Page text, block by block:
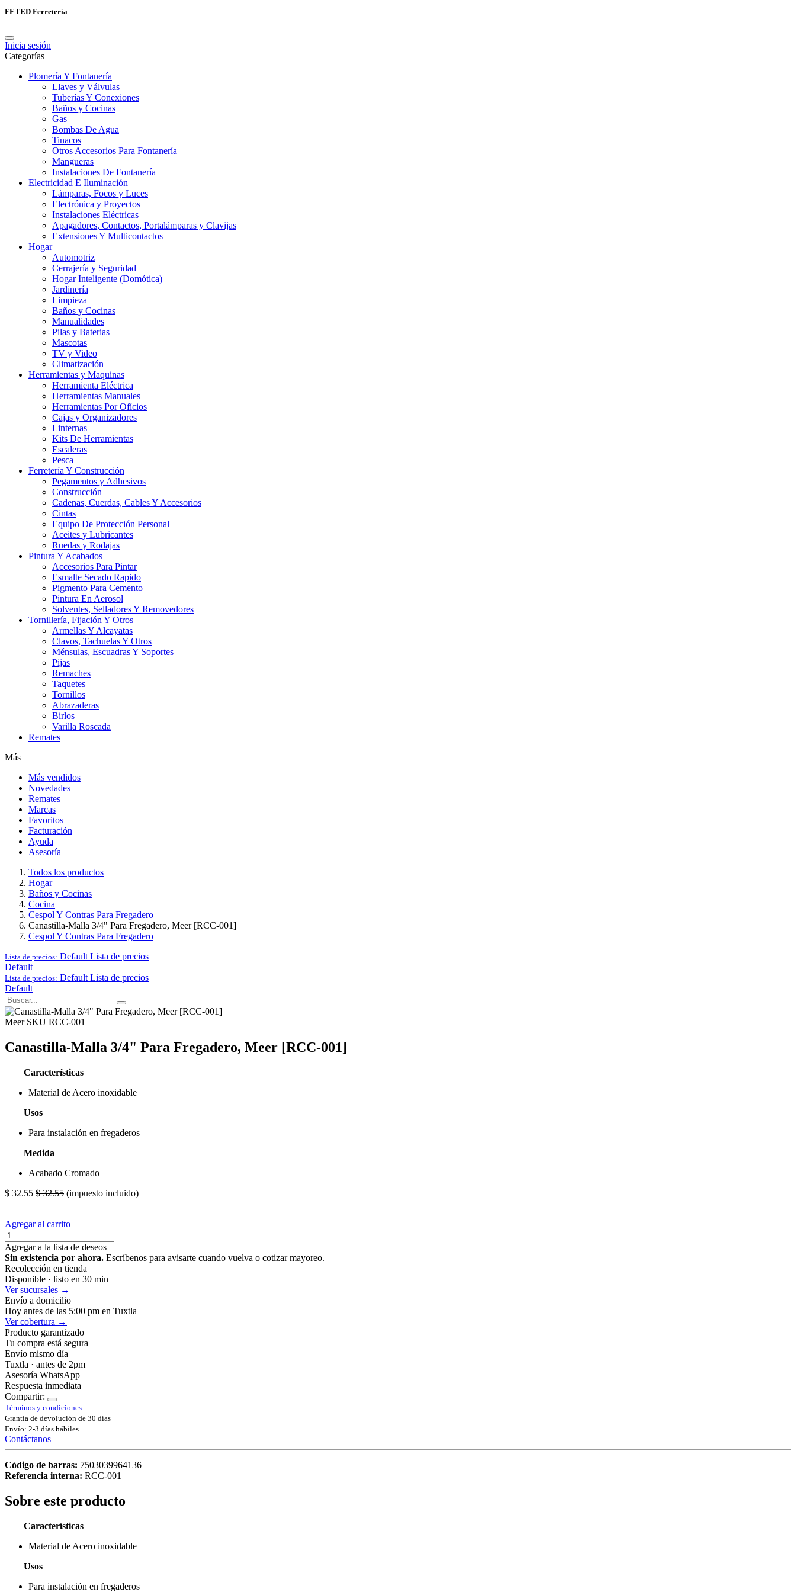
FETED Ferretería
Inicia sesión
Categorías
Plomería Y Fontanería
Llaves y Válvulas
Tuberías Y Conexiones
Baños y Cocinas
Gas
Bombas De Agua
Tinacos
Otros Accesorios Para Fontanería
Mangueras
Instalaciones De Fontanería
Electricidad E Iluminación
Lámparas, Focos y Luces
Electrónica y Proyectos
Instalaciones Eléctricas
Apagadores, Contactos, Portalámparas y Clavijas
Extensiones Y Multicontactos
Hogar
Automotriz
Cerrajería y Seguridad
Hogar Inteligente (Domótica)
Jardinería
Limpieza
Baños y Cocinas
Manualidades
Pilas y Baterias
Mascotas
TV y Video
Climatización
Herramientas y Maquinas
Herramienta Eléctrica
Herramientas Manuales
Herramientas Por Ofícios
Cajas y Organizadores
Linternas
Kits De Herramientas
Escaleras
Pesca
Ferretería Y Construcción
Pegamentos y Adhesivos
Construcción
Cadenas, Cuerdas, Cables Y Accesorios
Cintas
Equipo De Protección Personal
Aceites y Lubricantes
Ruedas y Rodajas
Pintura Y Acabados
Accesorios Para Pintar
Esmalte Secado Rapido
Pigmento Para Cemento
Pintura En Aerosol
Solventes, Selladores Y Removedores
Tornillería, Fijación Y Otros
Armellas Y Alcayatas
Clavos, Tachuelas Y Otros
Ménsulas, Escuadras Y Soportes
Pijas
Remaches
Taquetes
Tornillos
Abrazaderas
Birlos
Varilla Roscada
Remates
Más
Más vendidos
Novedades
Remates
Marcas
Favoritos
Facturación
Ayuda
Asesoría
Todos los productos
Hogar
Baños y Cocinas
Cocina
Cespol Y Contras Para Fregadero
Canastilla-Malla 3/4" Para Fregadero, Meer [RCC-001]
Cespol Y Contras Para Fregadero
Lista de precios: Default Lista de precios
Default
Lista de precios: Default Lista de precios
Default
Meer SKU RCC-001
Canastilla-Malla 3/4" Para Fregadero, Meer [RCC-001]
Características
Material de Acero inoxidable
Usos
Para instalación en fregaderos
Medida
Acabado Cromado
$ 32.55 $32.55 (impuesto incluido)
Agregar al carrito
Agregar a la lista de deseos
Sin existencia por ahora. Escríbenos para avisarte cuando vuelva o cotizar mayoreo.
Recolección en tienda
Disponible · listo en 30 min
Ver sucursales →
Envío a domicilio
Hoy antes de las 5:00 pm en Tuxtla
Ver cobertura →
Producto garantizado
Tu compra está segura
Envío mismo día
Tuxtla · antes de 2pm
Asesoría WhatsApp
Respuesta inmediata
Compartir:
Términos y condiciones
Grantía de devolución de 30 días
Envío: 2-3 días hábiles
Contáctanos
Código de barras: 7503039964136
Referencia interna: RCC-001
Sobre este producto
Características
Material de Acero inoxidable
Usos
Para instalación en fregaderos